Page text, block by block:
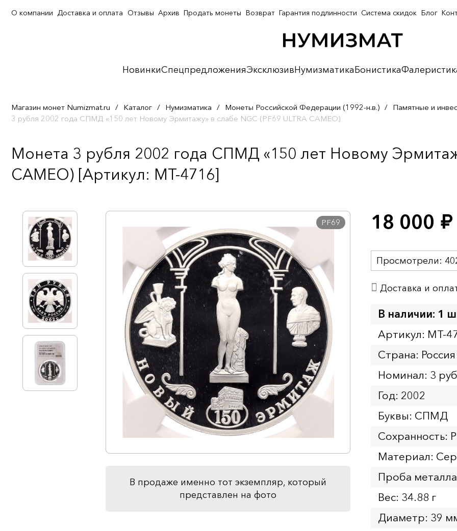
НовинкиСпецпредложенияЭксклюзивНумизматикаБонистика
О компании Доставка и оплата Отзывы Архив Продать монеты Возврат Гарантия подлинности Система скидок Блог
Магазин монет Numizmat.ru / Каталог / Нумизматика / Монеты Российской Федерации (1992-н.в.) / Памятные и
3 рубля 2002 года СПМД «150 лет Новому Эрмитажу» в слабе NGC (PF69 ULTRA CAMEO)
Монета 3 рубля 2002 года СПМД «150 лет Новому
CAMEO) [Артикул: MT-4716]
PF69
В продаже именно тот экземпляр, который
представлен на фото
18 000 руб.
Просмотрели:
Доставка и
В наличии: 1
Артикул: MT-
Страна: Россия
Номинал: 3
Год: 2002
Буквы: СПМД
Сохранность:
Материал:
Проба
Вес: 34.88 г
Диаметр: 39